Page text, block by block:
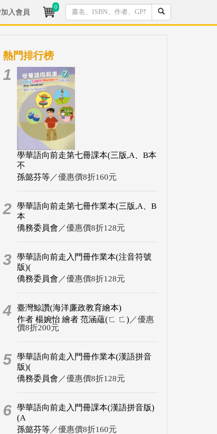
入會員
0
熱門排行榜
1
學華語向前走第七冊課本(三版,A、B本
不
孫懿芬等／優惠價8折160元
2 學華語向前走第七冊作業本(三版,A、B
本
僑務委員會 ／優惠價8折128元
3 學華語向前走入門冊作業本(注音符號
版)(
僑務委員會 ／優惠價8折128元
4
臺灣鯨讚(海洋廉政教育繪本)
作者 楊婉怡 繪者 范涵蘊(ㄈ ㄈ) ／優惠
價8折200元
5 學華語向前走入門冊作業本(漢語拼音
版)(
僑務委員會 ／優惠價8折128元
6 學華語向前走入門冊課本(漢語拼音版)
(A
孫懿芬等／優惠價8折160元